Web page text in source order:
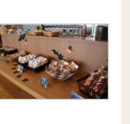
合わせ